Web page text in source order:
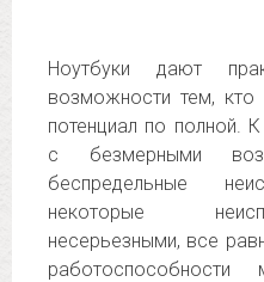
Ноутбуки дают
возможности тем,
потенциал по полной.
с безмерными
беспредельные
некоторые
несерьезными, все
работоспособности